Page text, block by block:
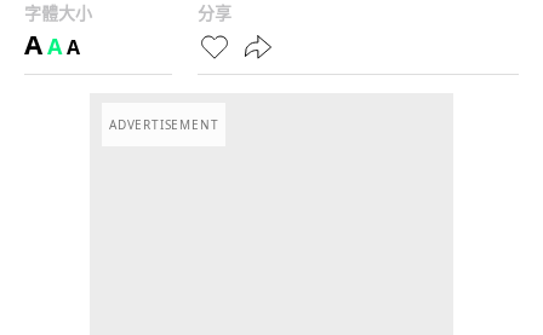
字體大小
AAA
分享
ADVERTISEMENT